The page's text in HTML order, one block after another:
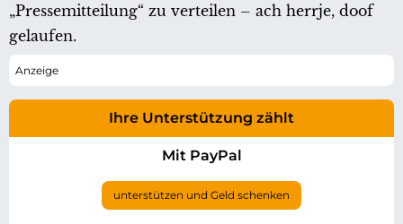
„Pressemitteilung“ zu verteilen – ach herrje, doof
gelaufen.
Ihre Unterstützung zählt
Mit PayPal
unterstützen und Geld schenken